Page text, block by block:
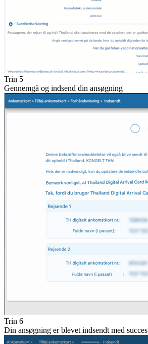
Trin 5
Gennemgå og indsend din ansøgning
Trin 6
Din ansøgning er blevet indsendt med succes